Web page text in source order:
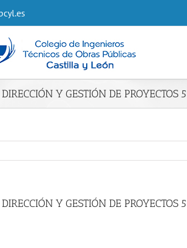
Y GESTIÓN DE PROYECTOS
Y GESTIÓN DE PROYECTOS